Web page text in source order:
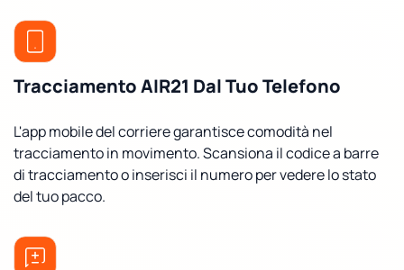
Tracciamento AIR21 Dal Tuo Telefono
L'app mobile del corriere garantisce comodità nel
tracciamento in movimento. Scansiona il codice a barre
di tracciamento o inserisci il numero per vedere lo stato
del tuo pacco.